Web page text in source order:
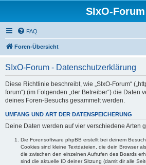
SIxO-Forum
FAQ
Foren-Übersicht
SIxO-Forum - Datenschutzerklärung
Diese Richtlinie beschreibt, wie „SIxO-Forum“
forum“) (im Folgenden „der Betreiber“) die Daten
deines Foren-Besuchs gesammelt werden.
UMFANG UND ART DER DATENSPEICHERUNG
Deine Daten werden auf vier verschiedene Arten
Die Forensoftware phpBB erstellt bei deinem
Cookies sind kleine Textdateien, die dein Browser
die zwischen den einzelnen Aufrufen des Boards
sind die aktuelle ID deiner Sitzung (damit dir alle